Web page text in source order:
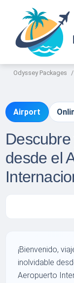
Odyssey Packages
Airport
desde el
¡Bienvenido,
inolvidable
Aeropuerto